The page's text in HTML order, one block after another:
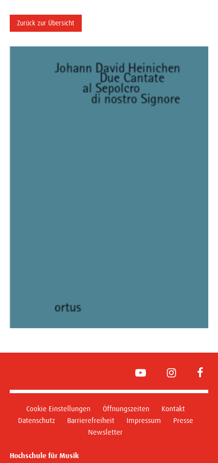
Zurück zur Übersicht
YouTube Instagram
Cookie Einstellungen Öffnungszeiten
Kontakt
Datenschutz
Barrierefreiheit Impressum
Presse
Newsletter
Hochschule für Musik